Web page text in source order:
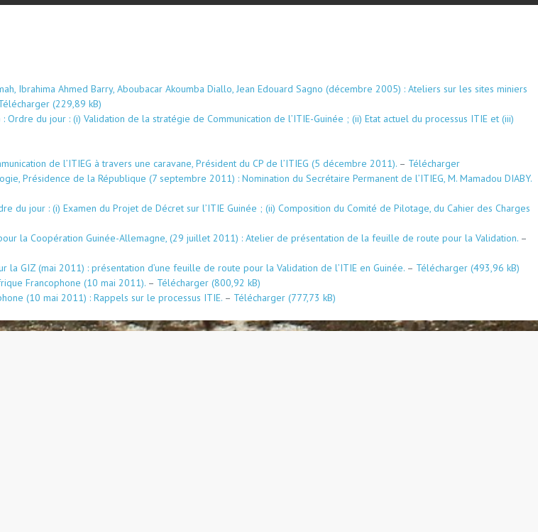
Ibrahima Ahmed Barry, Aboubacar Akoumba Diallo, Jean Edouard Sagno (décembre 2005) : Ateliers sur les sites miniers
du jour : (i) Validation de la stratégie de Communication de l’ITIE-Guinée ; (ii) Etat actuel du processus ITIE et (iii)
de l’ITIEG à travers une caravane, Président du CP de l’ITIEG (5 décembre 2011). – Télécharger
Présidence de la République (7 septembre 2011) : Nomination du Secrétaire Permanent de l’ITIEG, M. Mamadou DIABY.
du jour : (i) Examen du Projet de Décret sur l’ITIE Guinée ; (ii) Composition du Comité de Pilotage, du Cahier des Charges
la Coopération Guinée-Allemagne, (29 juillet 2011) : Atelier de présentation de la feuille de route pour la Validation. –
GIZ (mai 2011) : présentation d’une feuille de route pour la Validation de l’ITIE en Guinée. – Télécharger
Francophone (10 mai 2011). – Télécharger
(10 mai 2011) : Rappels sur le processus ITIE. – Télécharger